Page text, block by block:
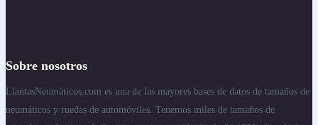
Sobre nosotros
LlantasNeumáticos.com es una de las mayores bases de datos de tamaños de
neumáticos y ruedas de automóviles. Tenemos miles de tamaños de